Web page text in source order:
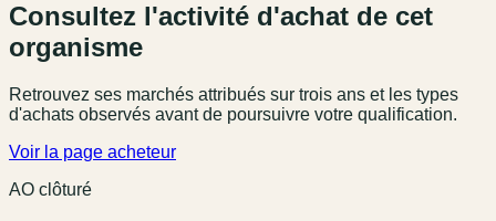
Consultez l'activité d'achat de cet
organisme
Retrouvez ses marchés attribués sur trois ans et les types
d'achats observés avant de poursuivre votre qualification.
Voir la page acheteur
AO clôturé